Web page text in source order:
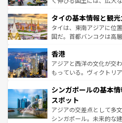
リティに包まれながら、
わってみ
覧を参照してほしい。
急速な発展と共に伝統が
ーチミン市のフランス統
醸し出している。また、
とつ。フォーやバインミ
ひ現地で味わいたい。ど
が旅行者を迎えてくれる
参照してほしい。
タイの基本情報と観
タイは、東南アジアに位
国だ。首都バンコクは高
の活気が交差している。
帯で自然と触れ合い、南
いビーチでリゾート気分
激する。気候は一年中温
が待っている。親しみや
た文化、そして多様な観
ける。 なお、新着のタ
香港
アジアと西洋の文化が交
もっている。ヴィクトリ
み、どこを訪れても感動
ており、効率よく見どこ
うな絶景から文化的な体
そう。 なお、新着の香
シンガポールの基本
スポット
アジアの交差点として多
シンガポール。未来的な